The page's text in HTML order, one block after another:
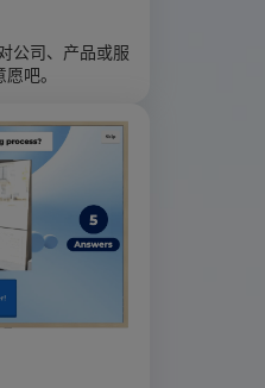
公司、产品或服
吧。